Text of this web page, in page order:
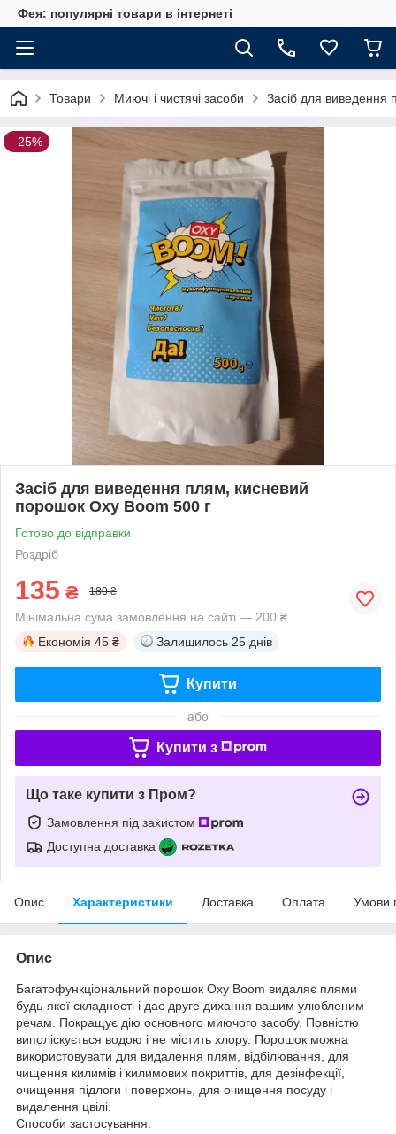
Фея: популярні товари в інтернеті
Товари Миючі і чистячі засоби Засіб для виведення
–25%
Засіб для виведення плям, кисневий
порошок Oxy Boom 500 г
Готово до відправки
Роздріб
135 ₴ 180 ₴
Мінімальна сума замовлення на сайті — 200 ₴
Економія 45 ₴ Залишилось 25 днів
Купити
або
Купити з
Що таке купити з Пром?
Замовлення під захистом
Доступна доставка
Опис Характеристики Доставка Оплата Умови
Опис
Багатофункціональний порошок Oxy Boom видаляє плями
будь-якої складності і дає друге дихання вашим улюбленим
речам. Покращує дію основного миючого засобу. Повністю
виполіскується водою і не містить хлору. Порошок можна
використовувати для видалення плям, відбілювання, для
чищення килимів і килимових покриттів, для дезінфекції,
очищення підлоги і поверхонь, для очищення посуду і
видалення цвілі.
Способи застосування: